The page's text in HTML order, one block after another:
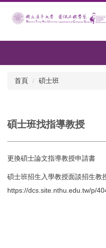
首頁 碩士班
碩士班找指導教授
更換碩士論文指導教授申請書
碩士班招生入學教授面談招生教
https://dcs.site.nthu.edu.tw/p/